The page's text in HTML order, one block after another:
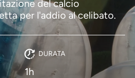
del calcio
per l'addio al celibato.
DURATA
1h